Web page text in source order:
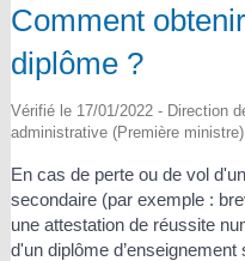
Comment
diplôme ?
Vérifié le 17/01/2022 - Direction
administrative (Première ministre)
En cas de perte ou de vol
secondaire (par exemple :
une attestation de réussite
d'un diplôme